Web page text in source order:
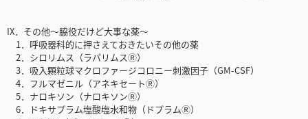
IX．その他〜脇役だけど大事な薬〜
1．呼吸器科的に押さえておきたいその他の薬
2．シロリムス（ラパリムスⓇ）
3．吸入顆粒球マクロファージコロニー刺激因子（GM-CSF）
4．フルマゼニル（アネキセートⓇ）
5．ナロキソン（ナロキソンⓇ）
6．ドキサプラム塩酸塩水和物（ドプラムⓇ）